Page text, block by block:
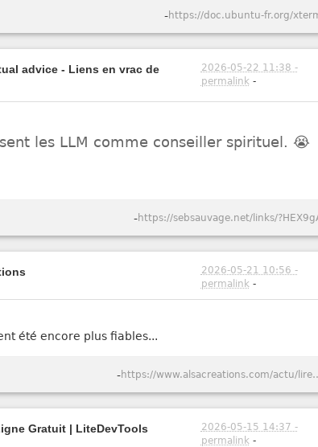
-https://doc.ubuntu-fr.org/
advice - Liens en vrac de
2026-05-22 11:38 -
permalink -
les LLM comme conseiller spirituel. 😭
-https://sebsauvage.net/links/
2026-05-21 10:56 -
permalink -
été encore plus fiables...
- https://www.alsacreations.com/actu/
Gratuit | LiteDevTools
2026-05-15 14:37 -
permalink -